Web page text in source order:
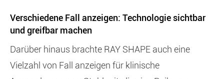
Verschiedene Fall anzeigen: Technologie sichtbar
und greifbar machen
Darüber hinaus brachte RAY SHAPE auch eine
Vielzahl von Fall anzeigen für klinische